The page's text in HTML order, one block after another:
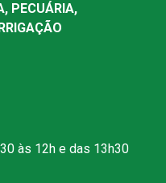
PECUÁRIA,
às 12h e das 13h30